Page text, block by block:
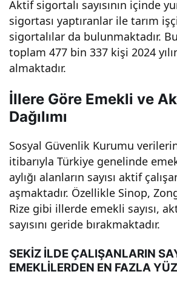
Aktif sigortalı sayısının içinde
sigortası yaptıranlar ile tarım
sigortalılar da bulunmaktadır.
toplam 477 bin 337 kişi 2024
almaktadır.
İllere Göre Emekli ve
Dağılımı
Sosyal Güvenlik Kurumu
itibarıyla Türkiye genelinde
aylığı alanların sayısı aktif
aşmaktadır. Özellikle Sinop,
Rize gibi illerde emekli sayısı,
sayısını geride bırakmaktadır.
SEKİZ İLDE ÇALIŞANLARIN
EMEKLİLERDEN EN FAZLA
sı iş
dün
nda
fark
yara
tıyor
. Bu